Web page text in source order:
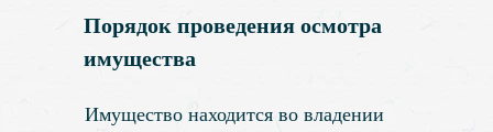
Порядок проведения осмотра
имущества
Имущество находится во владении